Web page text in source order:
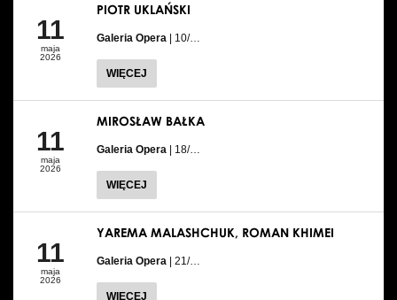
11
maja
2026
PIOTR UKLAŃSKI
Galeria Opera | 10/…
WIĘCEJ
11
maja
2026
MIROSŁAW BAŁKA
Galeria Opera | 18/…
WIĘCEJ
11
maja
2026
YAREMA MALASHCHUK, ROMAN KHIMEI
Galeria Opera | 21/…
WIĘCEJ